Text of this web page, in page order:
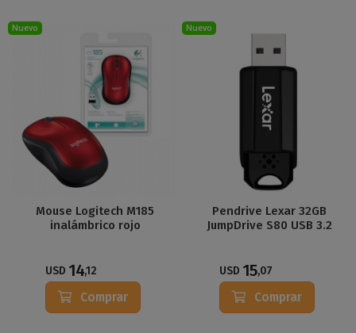
Nuevo
Mouse Logitech M185
inalámbrico rojo
USD 14,12
Comprar
Nuevo
Pendrive Lexar 32GB
JumpDrive S80 USB 3.2
USD 15,07
Comprar